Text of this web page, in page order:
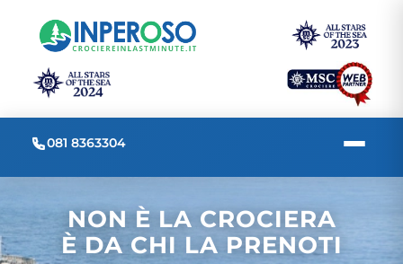
081 8363304
NON È LA CROCIERA
È DA CHI LA PRENOTI